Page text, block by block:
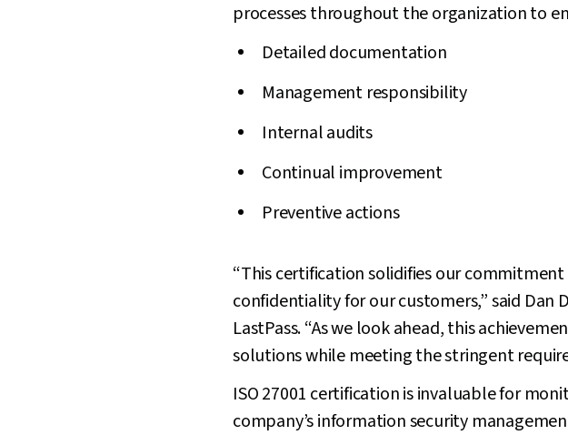
processes throughout the organization to
Detailed documentation
Management responsibility
Internal audits
Continual improvement
Preventive actions
“This certification solidifies our
confidentiality for our customers,” said Dan
LastPass. “As we look ahead, this
solutions while meeting the stringent
ISO 27001 certification is invaluable for
company’s information security